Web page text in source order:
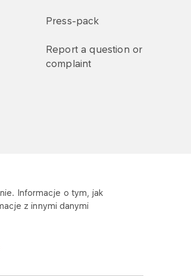
Informacje o tym, jak
z innymi danymi
Press-pack
Report a question or
complaint